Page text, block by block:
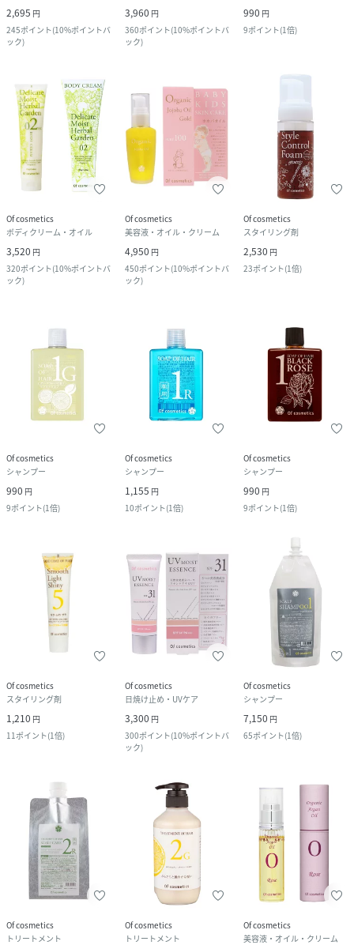
2,695 円
245ポイント(10%ポイントバ
ック)
3,960 円
360ポイント(10%ポイントバ
ック)
990 円
9ポイント(1倍)
Of cosmetics
ボディクリーム・オイル
3,520 円
320ポイント(10%ポイントバ
ック)
Of cosmetics
美容液・オイル・クリーム
4,950 円
450ポイント(10%ポイントバ
ック)
Of cosmetics
スタイリング剤
2,530 円
23ポイント(1倍)
Of cosmetics
シャンプー
990 円
9ポイント(1倍)
Of cosmetics
シャンプー
1,155 円
10ポイント(1倍)
Of cosmetics
シャンプー
990 円
9ポイント(1倍)
Of cosmetics
スタイリング剤
1,210 円
11ポイント(1倍)
Of cosmetics
日焼け止め・UVケア
3,300 円
300ポイント(10%ポイントバ
ック)
Of cosmetics
シャンプー
7,150 円
65ポイント(1倍)
Of cosmetics
トリートメント
Of cosmetics
トリートメント
Of cosmetics
美容液・オイル・クリーム